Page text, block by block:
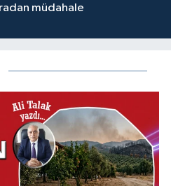
müdahale